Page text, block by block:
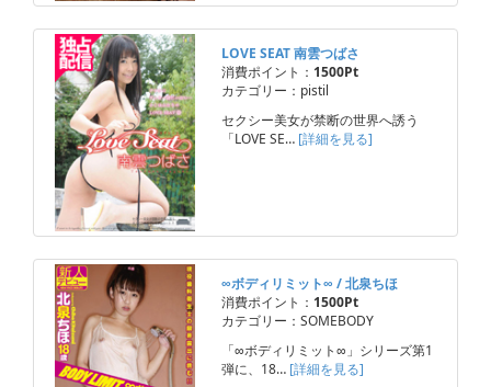
LOVE SEAT 南雲つばさ
消費ポイント： 1500Pt
カテゴリー：pistil
セクシー美女が禁断の世界へ誘う
「LOVE SE… [詳細を見る]
∞ボディリミット∞ / 北泉ちほ
消費ポイント： 1500Pt
カテゴリー：SOMEBODY
「∞ボディリミット∞」シリーズ第1
弾に、18… [詳細を見る]